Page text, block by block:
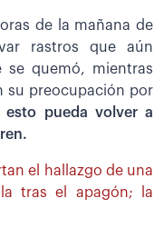
de la mañana de
rastros que aún
se quemó, mientras
su preocupación por
esto pueda volver a
el hallazgo de una
tras el apagón; la